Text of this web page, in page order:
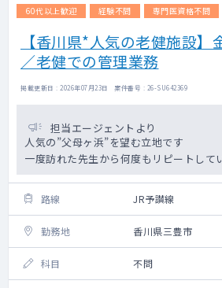
60代以上歓迎 経験不問 専門医資格不問
【香川県*人気の老健施設】
／老健での管理業務
掲載更新日 : 2026年07月23日 案件番号 : 26-SU642369
担当エージェントより
人気の”父母ヶ浜”を望む立地です
一度訪れた先生から何度もリピートして
路線 JR予讃線
勤務地 香川県三豊市
科目 不問